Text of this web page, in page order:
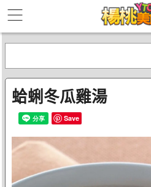
蛤蜊冬瓜雞湯
Save